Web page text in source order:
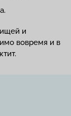
и
вовремя и в